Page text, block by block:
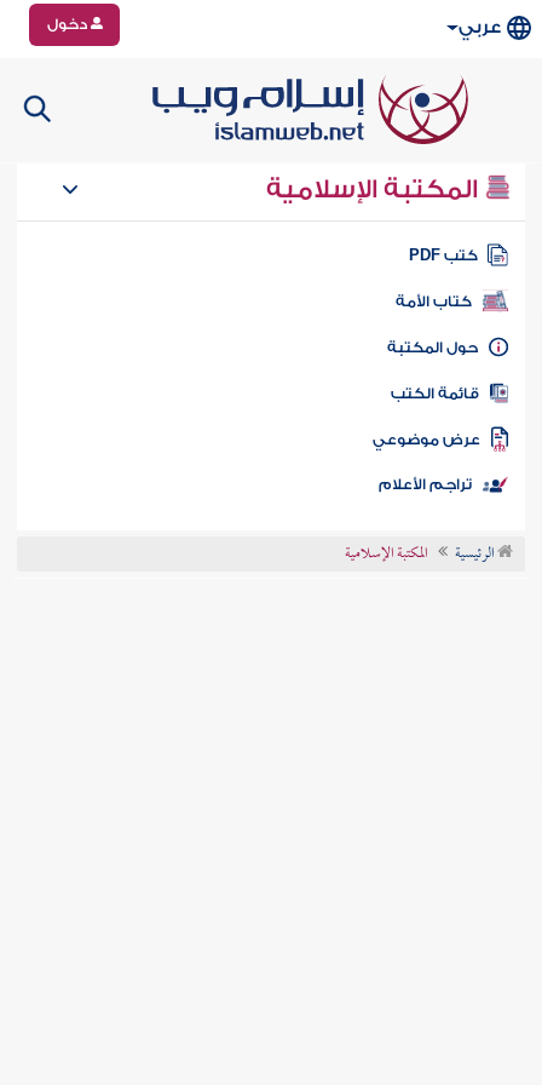
عربي دخول
المكتبة الإسلامية
كتب PDF
كتاب الأمة
المكتبة
الكتب
موضوعي
تراجم الأعلام
الرئيسية المكتبة الإسلامية